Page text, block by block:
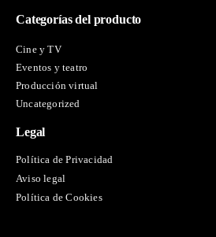
Categorías del producto
Cine y TV
Eventos y teatro
Producción virtual
Uncategorized
Legal
Política de Privacidad
Aviso legal
Política de Cookies